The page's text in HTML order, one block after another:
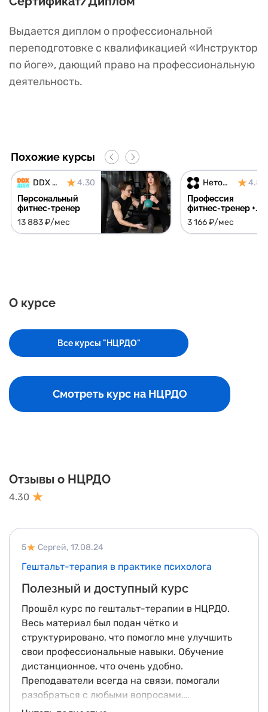
Выдается диплом о профессиональной
переподготовке с квалификацией «Инструктор
по йоге», дающий право на профессиональную
деятельность.
Похожие курсы
DDX Academy 4.30
Персональный
фитнес-тренер
13 883 ₽/мес
Нетология 4.81
Профессия
фитнес-тренер +
курс в подарок
3 166 ₽/мес
О курсе
Все курсы "НЦРДО"
Смотреть курс на НЦРДО
Отзывы о НЦРДО
4.30
5 17.08.24
Сергей,
Гештальт-терапия в практике психолога
Полезный и доступный курс
Прошёл курс по гештальт-терапии в НЦРДО.
Весь материал был подан чётко и
структурировано, что помогло мне улучшить
свои профессиональные навыки. Обучение
дистанционное, что очень удобно.
Преподаватели всегда на связи, помогали
разобраться с любыми вопросами.
Рекомендую!